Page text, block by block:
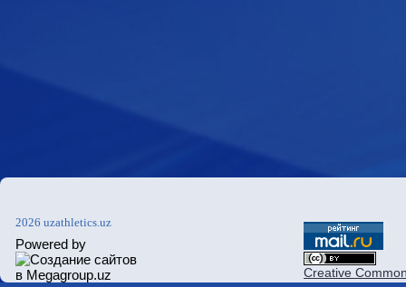
2026 uzathletics.uz
Powered by
Creative